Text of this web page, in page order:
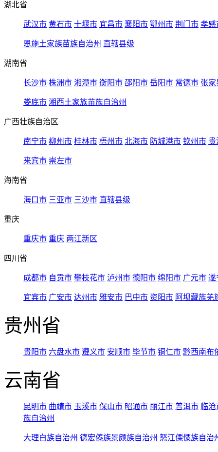
湖北省
武汉市 黄石市 十堰市 宜昌市 襄阳市 鄂州市 荆门市 孝感
恩施土家族苗族自治州 直辖县级
湖南省
长沙市 株洲市 湘潭市 衡阳市 邵阳市 岳阳市 常德市 张家
娄底市 湘西土家族苗族自治州
广西壮族自治区
南宁市 柳州市 桂林市 梧州市 北海市 防城港市 钦州市 贵
来宾市 崇左市
海南省
海口市 三亚市 三沙市 直辖县级
重庆
重庆市 重庆 两江新区
四川省
成都市 自贡市 攀枝花市 泸州市 德阳市 绵阳市 广元市 遂
宜宾市 广安市 达州市 雅安市 巴中市 资阳市 阿坝藏族羌
贵州省
贵阳市 六盘水市 遵义市 安顺市 毕节市 铜仁市 黔西南布
云南省
昆明市 曲靖市 玉溪市 保山市 昭通市 丽江市 普洱市 临
族自治州
大理白族自治州 德宏傣族景颇族自治州 怒江傈僳族自治